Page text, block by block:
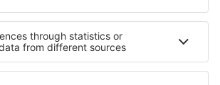
Intl Airport (SOU)
Mary's (ISC)